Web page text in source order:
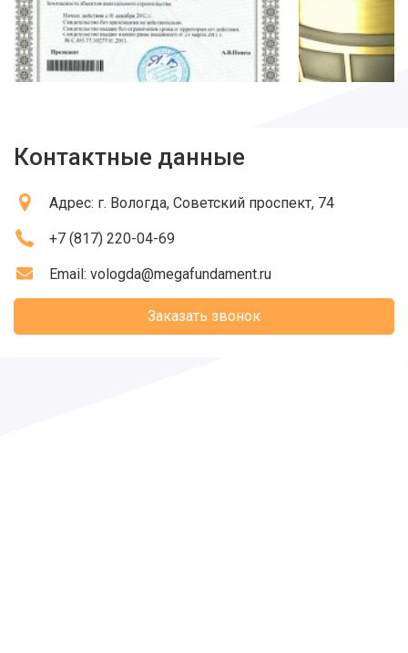
Контактные данные
Адрес: г. Вологда, Советский проспект, 74
+7 (817) 220-04-69
Email: vologda@megafundament.ru
Заказать звонок